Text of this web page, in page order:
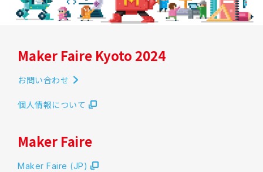
Maker Faire Kyoto 2024
お問い合わせ
個人情報について
Maker Faire
Maker Faire (JP)